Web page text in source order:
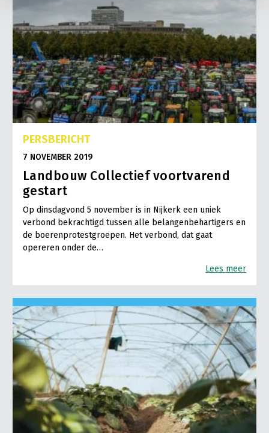
PERSBERICHT
7 NOVEMBER 2019
Landbouw Collectief voortvarend
gestart
Op dinsdagvond 5 november is in Nijkerk een uniek
verbond bekrachtigd tussen alle belangenbehartigers en
de boerenprotestgroepen. Het verbond, dat gaat
opereren onder de…
Lees meer